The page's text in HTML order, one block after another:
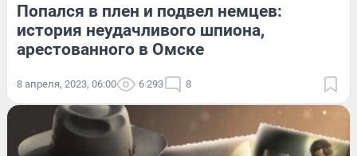
Попался в плен и подвел немцев:
история неудачливого шпиона,
арестованного в Омске
8 апреля, 2023, 06:00 6 293 8